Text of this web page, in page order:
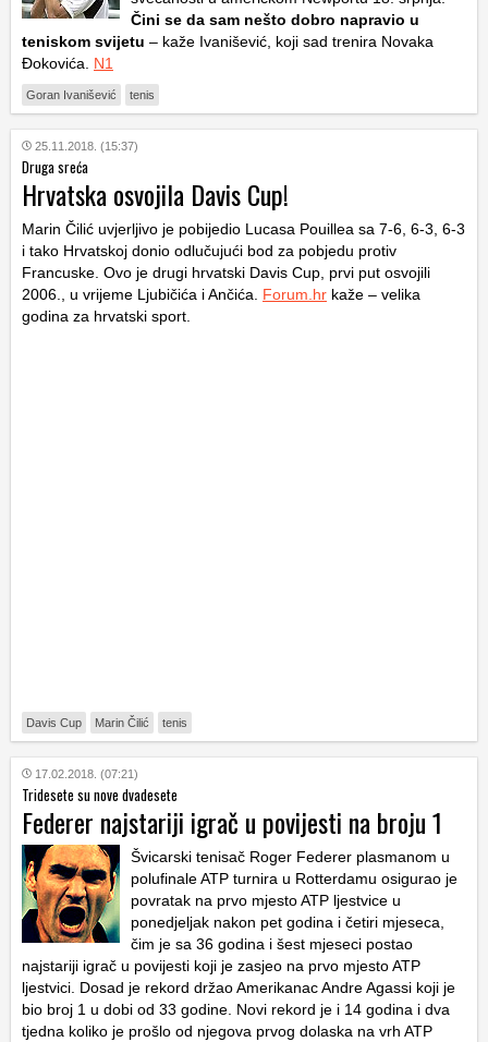
Čini se da sam nešto dobro napravio u
teniskom svijetu – kaže Ivanišević, koji sad trenira Novaka
Đokovića. N1
Goran Ivanišević tenis
25.11.2018. (15:37)
Druga sreća
Hrvatska osvojila Davis Cup!
Marin Čilić uvjerljivo je pobijedio Lucasa Pouillea sa 7-6, 6-3, 6-3
i tako Hrvatskoj donio odlučujući bod za pobjedu protiv
Francuske. Ovo je drugi hrvatski Davis Cup, prvi put osvojili
2006., u vrijeme Ljubičića i Ančića. Forum.hr kaže – velika
godina za hrvatski sport.
Davis Cup Marin Čilić tenis
17.02.2018. (07:21)
Tridesete su nove dvadesete
Federer najstariji igrač u povijesti na broju 1
Švicarski tenisač Roger Federer plasmanom u
polufinale ATP turnira u Rotterdamu osigurao je
povratak na prvo mjesto ATP ljestvice u
ponedjeljak nakon pet godina i četiri mjeseca,
čim je sa 36 godina i šest mjeseci postao
najstariji igrač u povijesti koji je zasjeo na prvo mjesto ATP
ljestvici. Dosad je rekord držao Amerikanac Andre Agassi koji je
bio broj 1 u dobi od 33 godine. Novi rekord je i 14 godina i dva
tjedna koliko je prošlo od njegova prvog dolaska na vrh ATP